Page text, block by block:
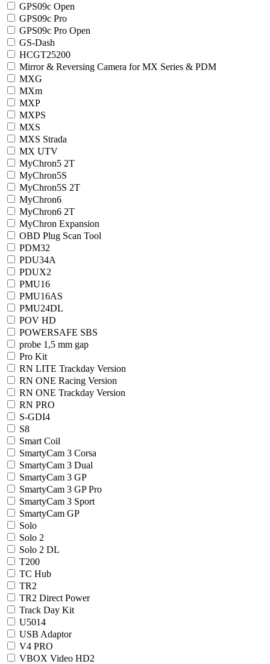
GPS09c Open
GPS09c Pro
GPS09c Pro Open
GS-Dash
HCGT25200
Mirror & Reversing Camera for MX Series & PDM
MXG
MXm
MXP
MXPS
MXS
MXS Strada
MX UTV
MyChron5 2T
MyChron5S
MyChron5S 2T
MyChron6
MyChron6 2T
MyChron Expansion
OBD Plug Scan Tool
PDM32
PDU34A
PDUX2
PMU16
PMU16AS
PMU24DL
POV HD
POWERSAFE SBS
probe 1,5 mm gap
Pro Kit
RN LITE Trackday Version
RN ONE Racing Version
RN ONE Trackday Version
RN PRO
S-GDI4
S8
Smart Coil
SmartyCam 3 Corsa
SmartyCam 3 Dual
SmartyCam 3 GP
SmartyCam 3 GP Pro
SmartyCam 3 Sport
SmartyCam GP
Solo
Solo 2
Solo 2 DL
T200
TC Hub
TR2
TR2 Direct Power
Track Day Kit
U5014
USB Adaptor
V4 PRO
VBOX Video HD2